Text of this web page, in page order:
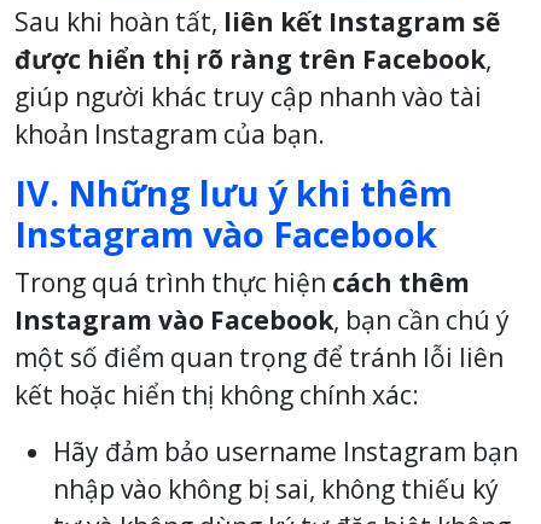
Sau khi hoàn tất, liên kết Instagram sẽ
được hiển thị rõ ràng trên Facebook,
giúp người khác truy cập nhanh vào tài
khoản Instagram của bạn.
IV. Những lưu ý khi thêm
Instagram vào Facebook
Trong quá trình thực hiện cách thêm
Instagram vào Facebook, bạn cần chú ý
một số điểm quan trọng để tránh lỗi liên
kết hoặc hiển thị không chính xác:
Hãy đảm bảo username Instagram bạn
nhập vào không bị sai, không thiếu ký